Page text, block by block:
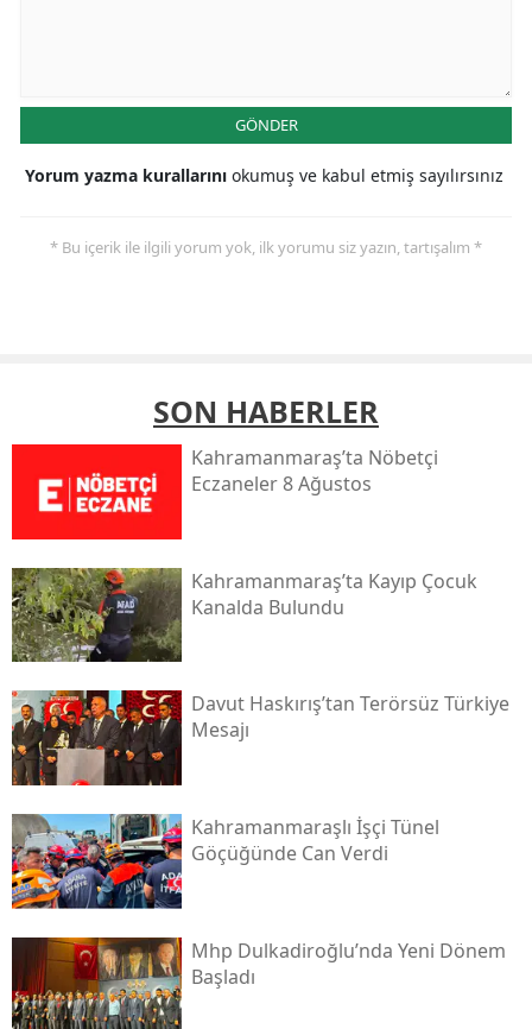
GÖNDER
Yorum yazma kurallarını okumuş ve kabul etmiş sayılırsınız
* Bu içerik ile ilgili yorum yok, ilk yorumu siz yazın, tartışalım *
SON HABERLER
Kahramanmaraş’ta Nöbetçi
Eczaneler 8 Ağustos
Kahramanmaraş’ta Kayıp Çocuk
Kanalda Bulundu
Davut Haskırış’tan Terörsüz Türkiye
Mesajı
Kahramanmaraşlı İşçi Tünel
Göçüğünde Can Verdi
Mhp Dulkadiroğlu’nda Yeni Dönem
Başladı